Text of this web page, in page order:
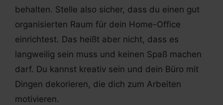
behalten. Stelle also sicher, dass du einen gut
organisierten Raum für dein Home-Office
einrichtest. Das heißt aber nicht, dass es
langweilig sein muss und keinen Spaß machen
darf. Du kannst kreativ sein und dein Büro mit
Dingen dekorieren, die dich zum Arbeiten
motivieren.